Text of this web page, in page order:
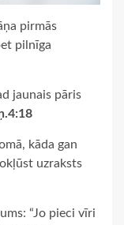
pirmās
pilnīga
jaunais pāris
kāda gan
uzraksts
“Jo pieci vīri